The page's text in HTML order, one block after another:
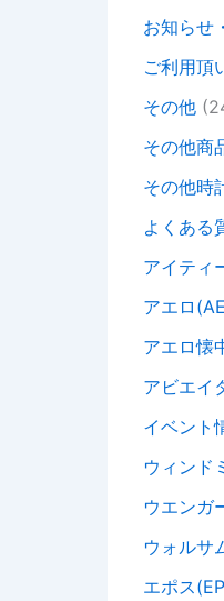
お知らせ
ご利用頂
その他
その他商
その他時
よくある
アイティ
アエロ
アエロ懐
アビエイ
イベント
ウィンド
ウエンガ
ウォルサ
エポス